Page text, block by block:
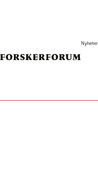
Nyheter